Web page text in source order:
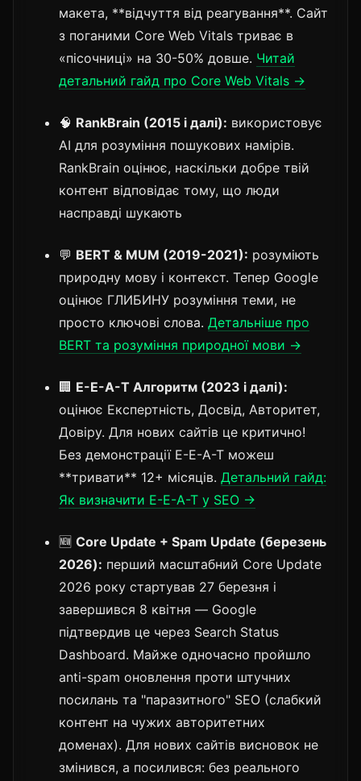
макета, **відчуття від реагування**. Сайт
з поганими Core Web Vitals триває в
«пісочниці» на 30-50% довше. Читай
детальний гайд про Core Web Vitals →
🧠 RankBrain (2015 і далі): використовує
AI для розуміння пошукових намірів.
RankBrain оцінює, наскільки добре твій
контент відповідає тому, що люди
насправді шукають
💬 BERT & MUM (2019-2021): розуміють
природну мову і контекст. Тепер Google
оцінює ГЛИБИНУ розуміння теми, не
просто ключові слова. Детальніше про
BERT та розуміння природної мови →
🏢 E-E-A-T Алгоритм (2023 і далі):
оцінює Експертність, Досвід, Авторитет,
Довіру. Для нових сайтів це критично!
Без демонстрації E-E-A-T можеш
**тривати** 12+ місяців. Детальний гайд:
Як визначити E-E-A-T у SEO →
🆕 Core Update + Spam Update (березень
2026): перший масштабний Core Update
2026 року стартував 27 березня і
завершився 8 квітня — Google
підтвердив це через Search Status
Dashboard. Майже одночасно пройшло
anti-spam оновлення проти штучних
посилань та "паразитного" SEO (слабкий
контент на чужих авторитетних
доменах). Для нових сайтів висновок не
змінився, а посилився: без реального